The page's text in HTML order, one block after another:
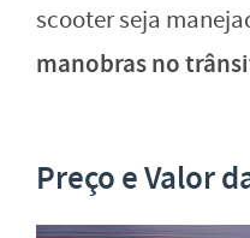
scooter seja
manobras no
Preço e Valor